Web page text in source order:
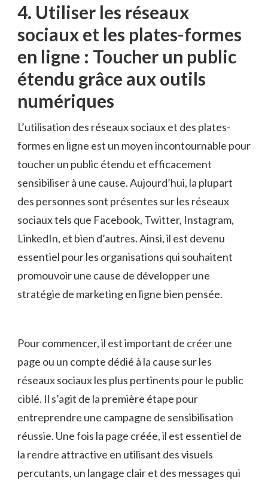
4. Utiliser les réseaux
sociaux et les plates-formes
en ‍ligne : Toucher un public⁢
étendu grâce aux outils
numériques
L’utilisation des⁣ réseaux sociaux ⁣et des​ plates-
formes en ligne est un⁢ moyen incontournable⁢ pour
​toucher un⁢ public étendu et efficacement
sensibiliser à une cause.‌ Aujourd’hui, ⁢la plupart
des personnes sont présentes‌ sur ⁤les réseaux
sociaux⁤ tels que Facebook, Twitter, Instagram,
LinkedIn, et bien d’autres. Ainsi, ‌il est​ devenu
essentiel pour les‍ organisations ‌qui souhaitent
promouvoir ⁤une cause de développer‍ une
stratégie de ⁢marketing en ‍ligne bien pensée.
Pour commencer, ⁤il⁣ est important de​ créer une
page ou‍ un compte dédié à la cause sur les
réseaux sociaux ⁤les plus ‌pertinents pour⁢ le public
ciblé. Il s’agit de la première ‌étape pour
entreprendre une campagne de sensibilisation
réussie. Une fois la​ page créée, il est essentiel​ de
la ‍rendre ‍attractive en utilisant des ‍visuels ​
percutants, un langage clair et des messages‍ qui